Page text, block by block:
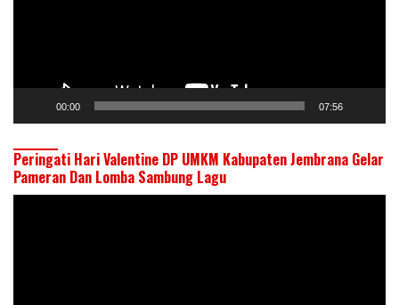
00:00 07:56
Peringati Hari Valentine DP UMKM Kabupaten Jembrana Gelar
Pameran Dan Lomba Sambung Lagu